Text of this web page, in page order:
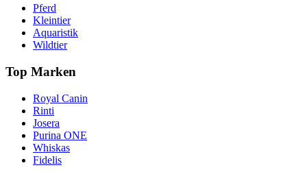
Pferd
Kleintier
Aquaristik
Wildtier
Top Marken
Royal Canin
Rinti
Josera
Purina ONE
Whiskas
Fidelis